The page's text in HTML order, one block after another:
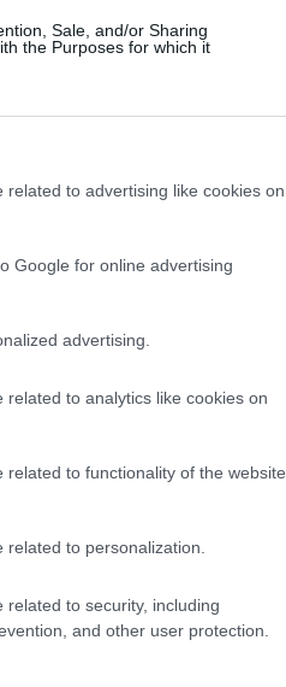
Sale, and/or Sharing
the Purposes for which it
to advertising like cookies on
Google for online advertising
advertising.
to analytics like cookies on
to functionality of the website
to personalization.
to security, including
and other user protection.
helyzet miatt
kevesebb külső állásra
nonprofit szféra és az
be a legnagyobb arányú
-gal illetnek.
hogy a munkavállalók a
február 18-án közzétett